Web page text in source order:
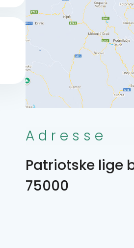
Adresse
Patriotske lige
75000